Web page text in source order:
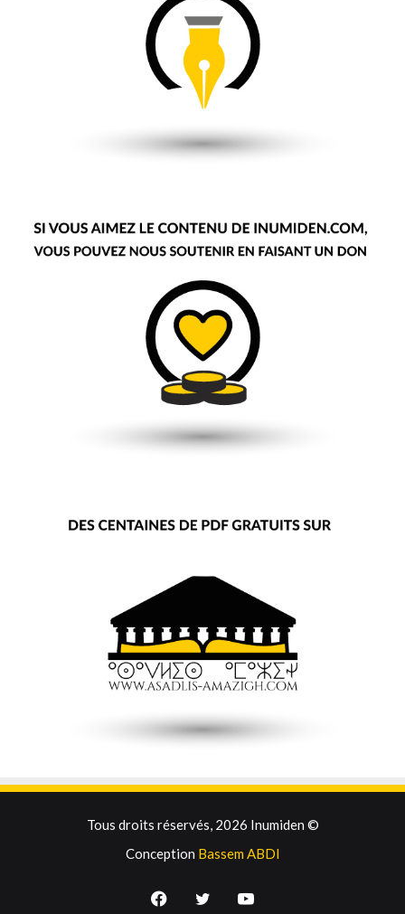
Tous droits réservés, 2026 Inumiden ©
Conception Bassem ABDI
FacebookTwitterYouTube